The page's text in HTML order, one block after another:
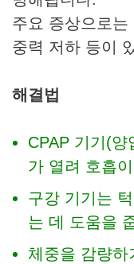
주요 증상으로
중력 저하 등이
해결법
CPAP 기기(
가 열려 호흡
구강 기기는
는 데 도움을
체중을 감량하